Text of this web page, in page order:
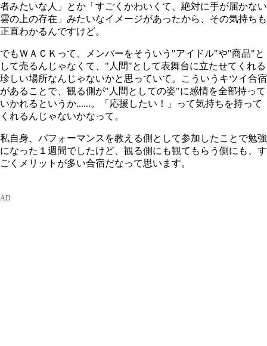
者みたいな人」とか「すごくかわいくて、絶対に手が届かない
雲の上の存在」みたいなイメージがあったから、その気持ちも
正直わかるんですけど。
でもＷＡＣＫって、メンバーをそういう"アイドル"や"商品"と
して売るんじゃなくて、"人間"として表舞台に立たせてくれる
珍しい場所なんじゃないかと思っていて。こういうキツイ合宿
があることで、観る側が"人間としての姿"に感情を全部持って
いかれるというか......。「応援したい！」って気持ちを持って
くれるんじゃないかなって。
私自身、パフォーマンスを教える側として参加したことで勉強
になった１週間でしたけど、観る側にも観てもらう側にも、す
ごくメリットが多い合宿だなって思います。